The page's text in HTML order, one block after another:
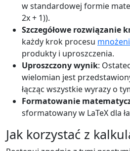
w standardowej formie
2x + 1)).
Szczegółowe rozwiązanie
każdy krok procesu
produkty i uproszczenia.
Uproszczony wynik:
wielomian jest
łącząc wszystkie wyrazy o
Formatowanie
sformatowany w LaTeX dla
Jak korzystać z